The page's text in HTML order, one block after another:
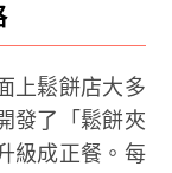
上鬆餅店大多
發了「鬆餅夾
級成正餐。每